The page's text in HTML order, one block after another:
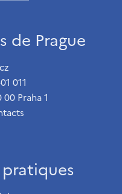
de Prague
011
00 Praha 1